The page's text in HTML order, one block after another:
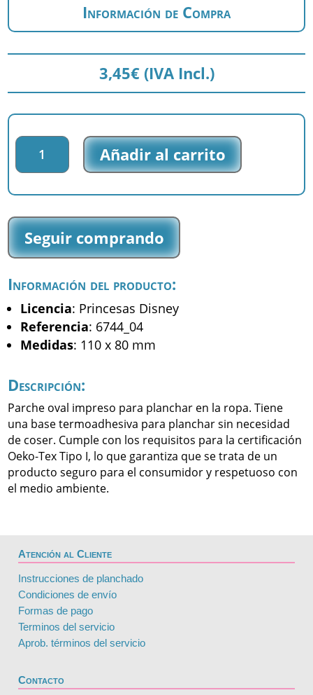
Información de Compra
3,45€ (IVA Incl.)
Parche
impreso
Princesas
Disney
Cenicienta
(6744_04)
Añadir al carrito
Seguir comprando
Información del producto:
Licencia: Princesas Disney
Referencia: 6744_04
Medidas: 110 x 80 mm
Descripción:
Parche oval impreso para planchar en la ropa. Tiene
una base termoadhesiva para planchar sin necesidad
de coser. Cumple con los requisitos para la certificación
Oeko-Tex Tipo I, lo que garantiza que se trata de un
producto seguro para el consumidor y respetuoso con
el medio ambiente.
Atención al Cliente
Instrucciones de planchado
Condiciones de envío
Formas de pago
Terminos del servicio
Aprob. términos del servicio
Contacto